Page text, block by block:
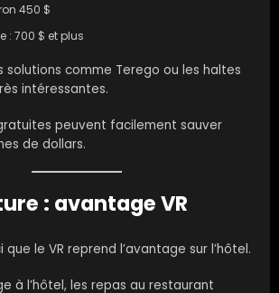
450 $
: 700 $ et plus
solutions comme Terego ou les haltes
intéressantes.
peuvent facilement sauver
de dollars.
: avantage VR
que le VR reprend l’avantage sur l’hôtel.
à l’hôtel, les repas au restaurant